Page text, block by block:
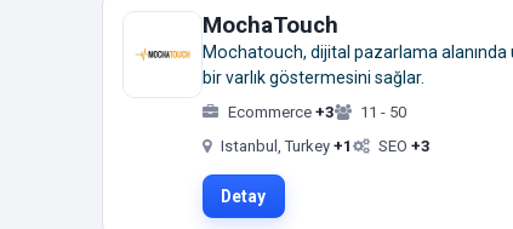
MochaTouch
Mochatouch, dijital pazarlama alanında
bir varlık göstermesini sağlar.
Ecommerce +3
11 - 50
Istanbul, Turkey +1 SEO+3
Detay